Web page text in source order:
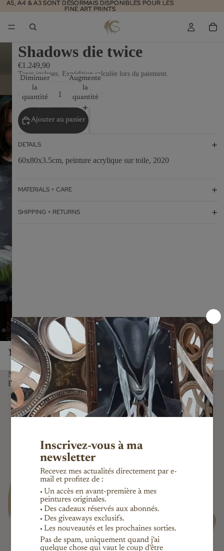
A5, A4 & A3 SONT DÉSORMAIS DISPONIBLES POUR LES
FINE ART PRINTS
A5, A4 & A3 SONT DÉSORMAIS DISPONIBLES POUR LES
FINE ART PRINTS
Shadows die twice
€1.249,90
Taxes incluses. Expédition calculée lors du paiement.
Diminuer
la
quantité
Augmenter
la
quantité
Ajouter au panier
DETAILS
60x80x3.5cm, peinture acrylique sur toile, 2020
MATERIALS + CARE
SHIPPING + RETURNS
You might also like...
NEWSLETTER
E-mail
Subscribe